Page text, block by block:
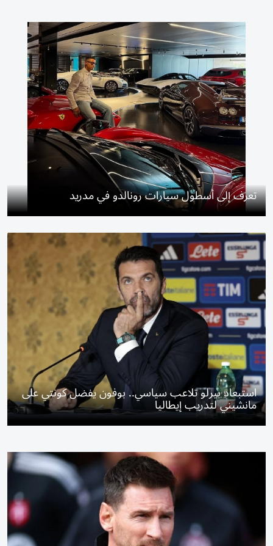
تعرف إلى أسطول سيارات رونالدو في مدريد
استبعاد بيرلو تلاعب سياسي.. بوفون يفضل كونتي على
مانشيني لتدريب إيطاليا